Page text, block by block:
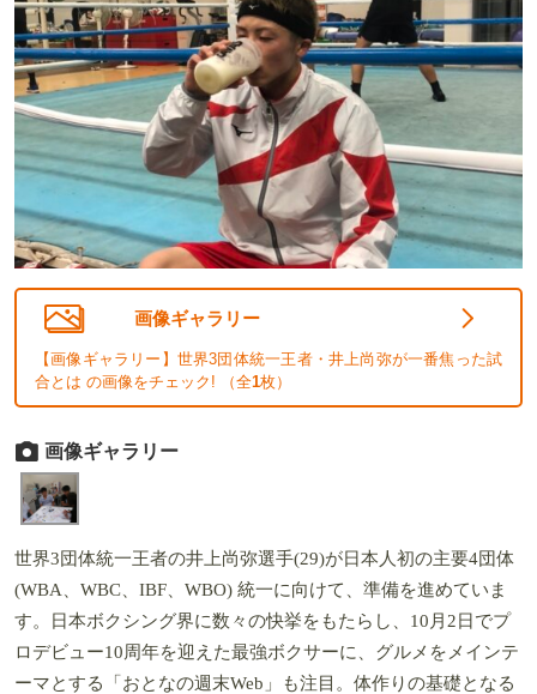
画像ギャラリー
【画像ギャラリー】世界3団体統一王者・井上尚弥が一番焦った試
合とは の画像をチェック! （全1枚）
画像ギャラリー
世界3団体統一王者の井上尚弥選手(29)が日本人初の主要4団体
(WBA、WBC、IBF、WBO) 統一に向けて、準備を進めていま
す。日本ボクシング界に数々の快挙をもたらし、10月2日でプ
ロデビュー10周年を迎えた最強ボクサーに、グルメをメインテ
ーマとする「おとなの週末Web」も注目。体作りの基礎となる